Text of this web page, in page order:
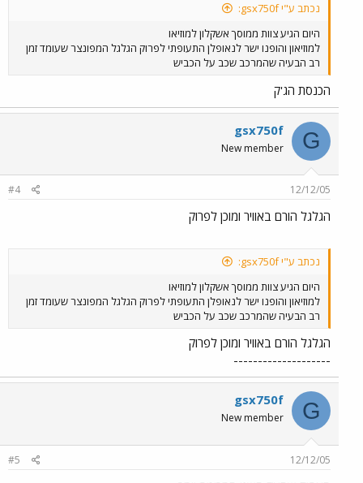
נכתב ע"י gsx750f:
היום הגיע צוות ממוסך אשקלון למוזיאו
למוזיאון והופנו ישר לנאופלן התעופתי לפרוק הגלגל המפונצר שעומד זמן
רב הבעיה שהמרכב שכב על הכביש
הכנסת הג'ק
G
gsx750f
New member
12/12/05
#4
הגלגל הורם באוויר ומוכן לפרוק
נכתב ע"י gsx750f:
היום הגיע צוות ממוסך אשקלון למוזיאו
למוזיאון והופנו ישר לנאופלן התעופתי לפרוק הגלגל המפונצר שעומד זמן
רב הבעיה שהמרכב שכב על הכביש
הגלגל הורם באוויר ומוכן לפרוק
--------------------
G
gsx750f
New member
12/12/05
#5